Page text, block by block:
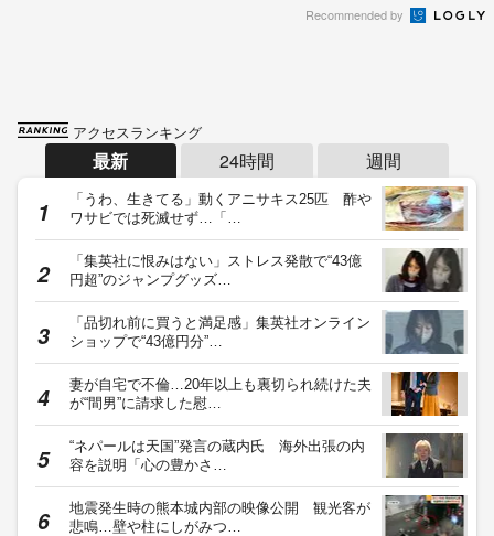
Recommended by
アクセスランキング
最新 24時間 週間
「うわ、生きてる」動くアニサキス25匹 酢や
ワサビでは死滅せず…「…
「集英社に恨みはない」ストレス発散で“43億
円超”のジャンプグッズ…
「品切れ前に買うと満足感」集英社オンライン
ショップで“43億円分”…
妻が自宅で不倫…20年以上も裏切られ続けた夫
が“間男”に請求した慰…
“ネパールは天国”発言の蔵内氏 海外出張の内
容を説明「心の豊かさ…
地震発生時の熊本城内部の映像公開 観光客が
悲鳴…壁や柱にしがみつ…